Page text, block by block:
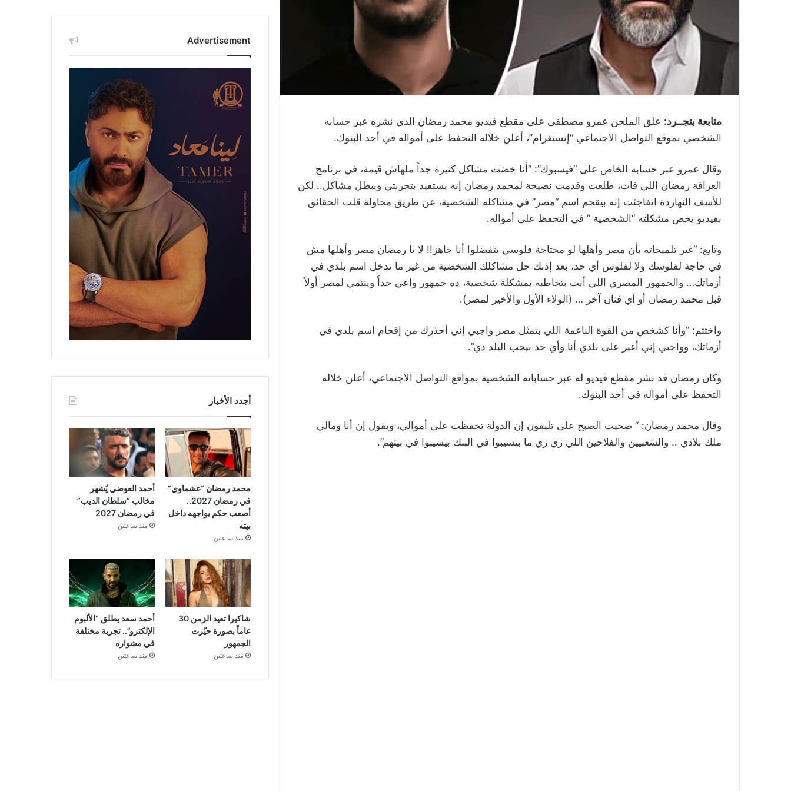
متابعة بتجــرد: علق الملحن عمرو مصطفى على مقطع فيديو محمد رمضان الذي نشره عبر حسابه
الشخصي بموقع التواصل الاجتماعي “إنستغرام”، أعلن خلاله التحفظ على أمواله في أحد البنوك.
وقال عمرو عبر حسابه الخاص على “فيسبوك”: “أنا خضت مشاكل كتيرة جداً ملهاش قيمة، في برنامج
العرافة رمضان اللي فات، طلعت وقدمت نصيحة لمحمد رمضان إنه يستفيد بتجربتي ويبطل مشاكل.. لكن
للأسف النهاردة اتفاجئت إنه بيقحم اسم “مصر” في مشاكله الشخصية، عن طريق محاولة قلب الحقائق
بفيديو يخص مشكلته “الشخصية ” في التحفظ على أمواله.
وتابع: “غير تلميحاته بأن مصر وأهلها لو محتاجة فلوسي يتفضلوا أنا جاهز!! لا يا رمضان مصر وأهلها مش
في حاجة لفلوسك ولا لفلوس أي حد، بعد إذنك حل مشاكلك الشخصية من غير ما تدخل اسم بلدي في
أزماتك… والجمهور المصري اللي أنت بتخاطبه بمشكلة شخصية، ده جمهور واعي جداً وينتمي لمصر أولاً
قبل محمد رمضان أو أي فنان آخر … (الولاء الأول والأخير لمصر).
واختتم: “وأنا كشخص من القوة الناعمة اللي بتمثل مصر واجبي إني أحذرك من إقحام اسم بلدي في
أزماتك، وواجبي إني أغير على بلدي أنا وأي حد بيحب البلد دي”.
وكان رمضان قد نشر مقطع فيديو له عبر حساباته الشخصية بمواقع التواصل الاجتماعي، أعلن خلاله
التحفظ على أمواله في أحد البنوك.
وقال محمد رمضان: ” صحيت الصبح على تليفون إن الدولة تحفظت على أموالي، وبقول إن أنا ومالي
ملك بلادي .. والشعبيين والفلاحين اللي زي زي ما بيسيبوا في البنك بيسيبوا في بيتهم”.
Advertisement
أجدد الأخبار
محمد رمضان “عشماوي”
في رمضان 2027..
أصعب حكم يواجهه داخل
بيته
منذ ساعتين
أحمد العوضي يُشهر
مخالب “سلطان الديب”
في رمضان 2027
منذ ساعتين
شاكيرا تعيد الزمن 30
عاماً بصورة حيّرت
الجمهور
منذ ساعتين
أحمد سعد يطلق “الألبوم
الإلكترو”.. تجربة مختلفة
في مشواره
منذ ساعتين